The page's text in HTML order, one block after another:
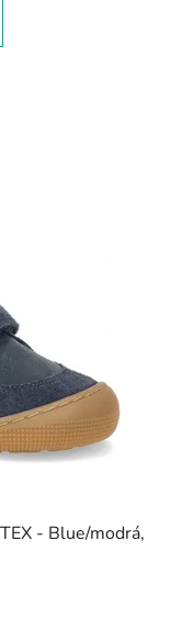
- Blue/modrá,